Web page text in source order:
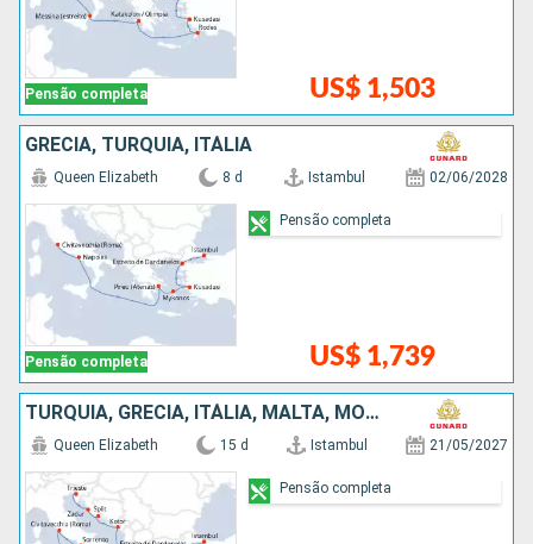
Pensão completa US$ 1,503
GRÉCIA, TURQUIA, ITÁLIA
Pensão completa
Queen Elizabeth 8 d Istambul 02/06/2028
US$ 1,739
Pensão completa
TURQUIA, GRÉCIA, ITÁLIA, MALTA, MONTENEGRO, CROÁCIA
Queen Elizabeth 15 d Istambul 21/05/2027
Pensão completa